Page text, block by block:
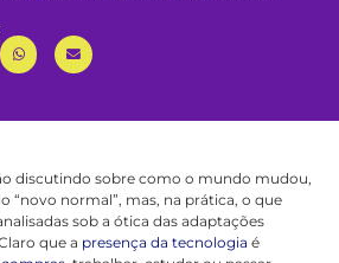
discutindo sobre como o mundo mudou,
“novo normal”, mas, na prática, o que
sob a ótica das adaptações
que a presença da tecnologia é